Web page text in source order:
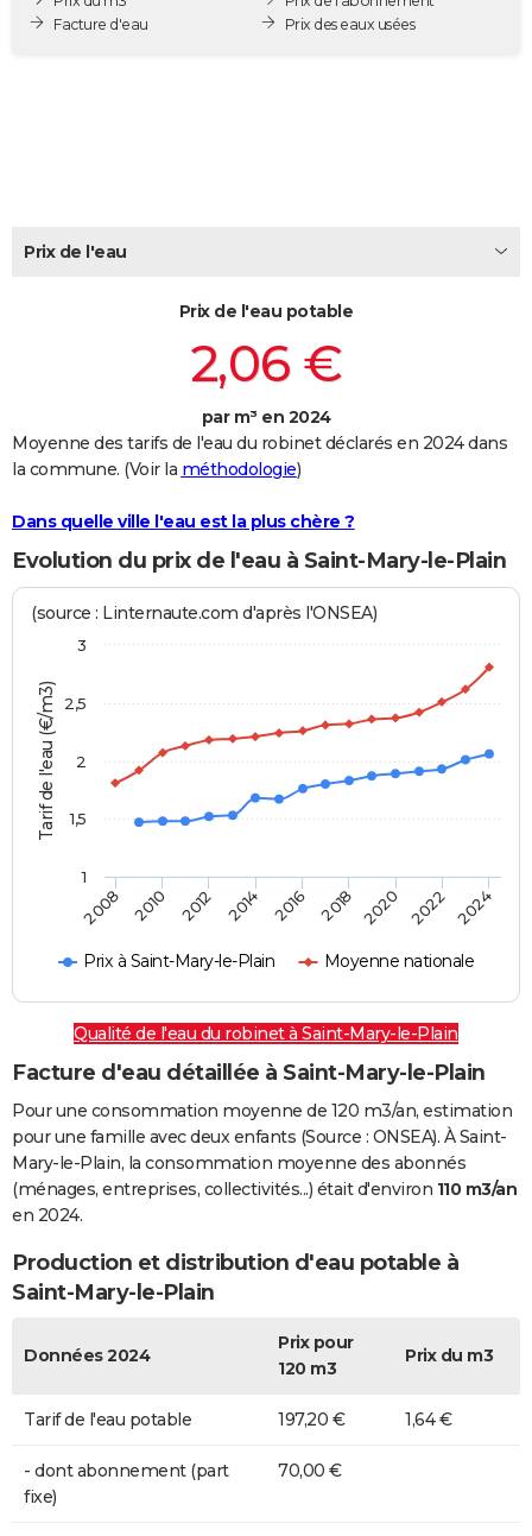
Destinations
City break
Voyage nature
Voyage de noces
Forum
Climat
PHOTO
Dictionnaire
Biographies
Citations
Expressions
Proverbes
Bricolage
Lifestyle
Culture
Sport
Auto
Television
Voyage
Cinema
Facture d'eau
Prix des eaux usées
Prix de l'eau
Prix de l'eau potable
2,06 €
par m³ en 2024
Moyenne des tarifs de l'eau du robinet déclarés en 2024 dans
la commune. (Voir la méthodologie)
Dans quelle ville l'eau est la plus chère ?
Evolution du prix de l'eau à Saint-Mary-le-Plain
Tarif de l'eau (€/m3)
(source : Linternaute.com d'après l'ONSEA)
Prix à Saint-Mary-le-Plain Moyenne nationale
2008 2010 2012 2014 2016 2018 2020 2022 2024
1
1,5
2
2,5
3
Qualité de l'eau du robinet à Saint-Mary-le-Plain
Facture d'eau détaillée à Saint-Mary-le-Plain
Pour une consommation moyenne de 120 m3/an, estimation
pour une famille avec deux enfants (Source : ONSEA). À Saint-
Mary-le-Plain, la consommation moyenne des abonnés
(ménages, entreprises, collectivités...) était d'environ 110 m3/an
en 2024.
Production et distribution d'eau potable à
Saint-Mary-le-Plain
Données 2024
Prix pour
120 m3
Prix du m3
Tarif de l'eau potable 197,20 € 1,64 €
- dont abonnement (part
fixe)
70,00 €